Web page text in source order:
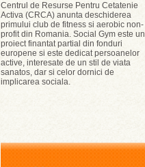
Centrul de Resurse Pentru Cetatenie
Activa (CRCA) anunta deschiderea
primului club de fitness si aerobic non-
profit din Romania. Social Gym este un
proiect finantat partial din fonduri
europene si este dedicat persoanelor
active, interesate de un stil de viata
sanatos, dar si celor dornici de
implicarea sociala.